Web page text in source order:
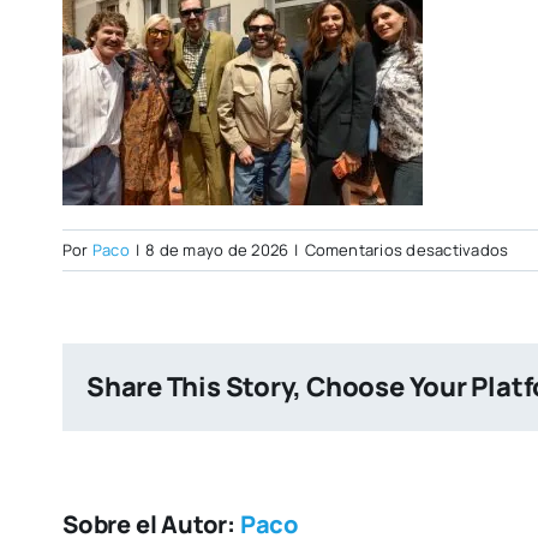
Por Paco | 8 de mayo de 2026 | Comentarios desactivadosen
Share This Story, Choose Your
Sobre el Autor: Paco